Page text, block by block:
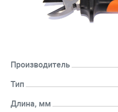
Производитель
Тип
Длина, мм